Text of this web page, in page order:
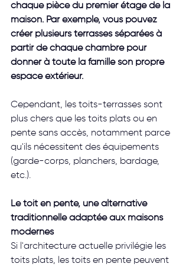
chaque pièce du premier étage de la
maison. Par exemple, vous pouvez
créer plusieurs terrasses séparées à
partir de chaque chambre pour
donner à toute la famille son propre
espace extérieur.
Cependant, les toits-terrasses sont
plus chers que les toits plats ou en
pente sans accès, notamment parce
qu'ils nécessitent des équipements
(garde-corps, planchers, bardage,
etc.).
Le toit en pente, une alternative
traditionnelle adaptée aux maisons
modernes
Si l'architecture actuelle privilégie les
toits plats, les toits en pente peuvent